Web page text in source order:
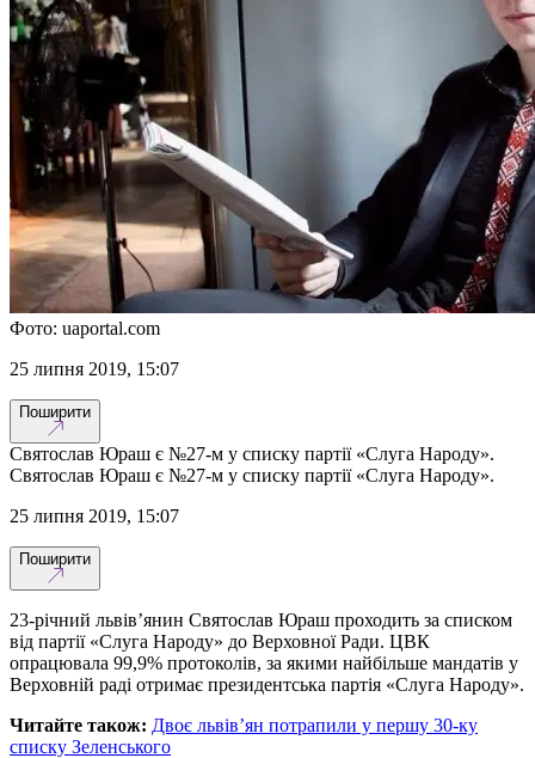
Фото: uaportal.com
25 липня 2019, 15:07
Поширити
Святослав Юраш є №27-м у списку партії «Слуга Народу».
Святослав Юраш є №27-м у списку партії «Слуга Народу».
25 липня 2019, 15:07
Поширити
23-річний львів’янин Святослав Юраш проходить за списком
від партії «Слуга Народу» до Верховної Ради. ЦВК
опрацювала 99,9% протоколів, за якими найбільше мандатів у
Верховній раді отримає президентська партія «Слуга Народу».
Читайте також: Двоє львів’ян потрапили у першу 30-ку
списку Зеленського